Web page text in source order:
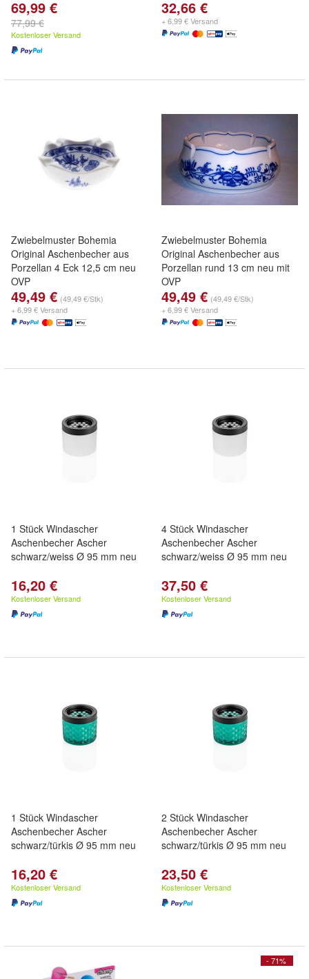
69,99 €
77,99 €
Kostenloser Versand
32,66 €
+ 6,99 € Versand
Zwiebelmuster Bohemia
Original Aschenbecher aus
Porzellan 4 Eck 12,5 cm neu
OVP
49,49 € (49,49 €/Stk)
+ 6,99 € Versand
Zwiebelmuster Bohemia
Original Aschenbecher aus
Porzellan rund 13 cm neu mit
OVP
49,49 € (49,49 €/Stk)
+ 6,99 € Versand
1 Stück Windascher
Aschenbecher Ascher
schwarz/weiss Ø 95 mm neu
16,20 €
Kostenloser Versand
4 Stück Windascher
Aschenbecher Ascher
schwarz/weiss Ø 95 mm neu
37,50 €
Kostenloser Versand
1 Stück Windascher
Aschenbecher Ascher
schwarz/türkis Ø 95 mm neu
16,20 €
Kostenloser Versand
2 Stück Windascher
Aschenbecher Ascher
schwarz/türkis Ø 95 mm neu
23,50 €
Kostenloser Versand
- 71%